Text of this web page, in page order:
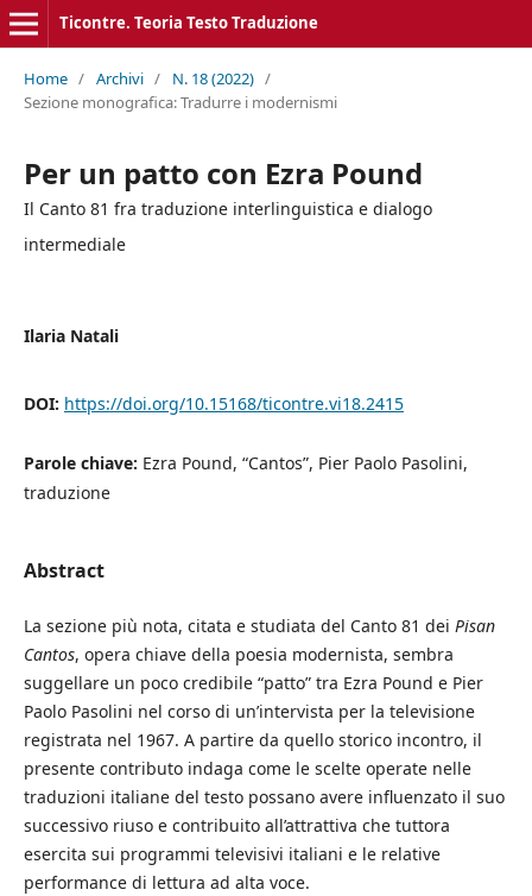
Ticontre. Teoria Testo Traduzione
Home / Archivi / N. 18 (2022) /
Sezione monografica: Tradurre i modernismi
Per un patto con Ezra Pound
Il Canto 81 fra traduzione interlinguistica e dialogo
intermediale
Ilaria Natali
DOI: https://doi.org/10.15168/ticontre.vi18.2415
Parole chiave: Ezra Pound, “Cantos”, Pier Paolo Pasolini,
traduzione
Abstract
La sezione più nota, citata e studiata del Canto 81 dei Pisan
Cantos, opera chiave della poesia modernista, sembra
suggellare un poco credibile “patto” tra Ezra Pound e Pier
Paolo Pasolini nel corso di un’intervista per la televisione
registrata nel 1967. A partire da quello storico incontro, il
presente contributo indaga come le scelte operate nelle
traduzioni italiane del testo possano avere influenzato il suo
successivo riuso e contribuito all’attrattiva che tuttora
esercita sui programmi televisivi italiani e le relative
performance di lettura ad alta voce.